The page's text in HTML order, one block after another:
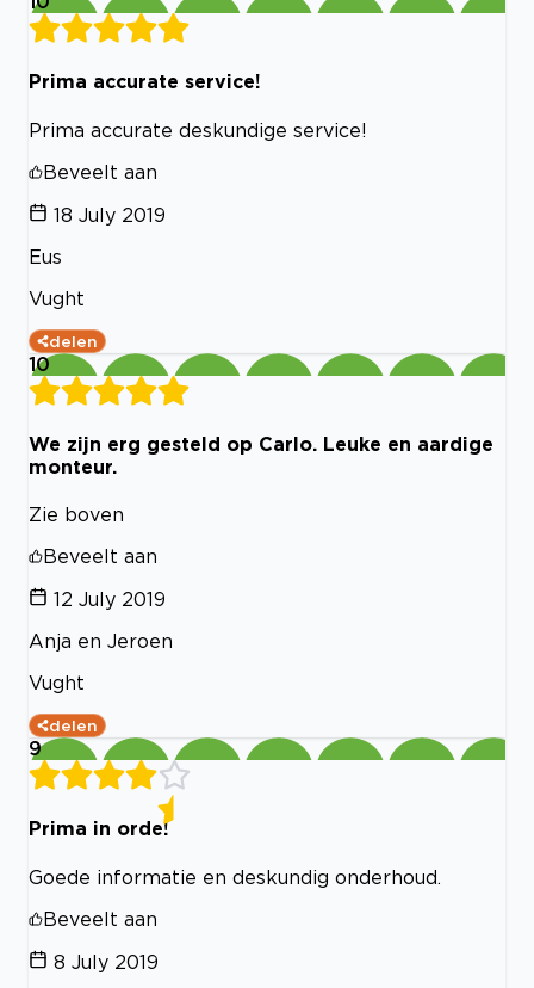
Prima accurate service!
Prima accurate deskundige service!
Beveelt aan
18 July 2019
Eus
Vught
delen
10
We zijn erg gesteld op Carlo. Leuke en aardige
monteur.
Zie boven
Beveelt aan
12 July 2019
Anja en Jeroen
Vught
delen
9
Prima in orde!
Goede informatie en deskundig onderhoud.
Beveelt aan
8 July 2019